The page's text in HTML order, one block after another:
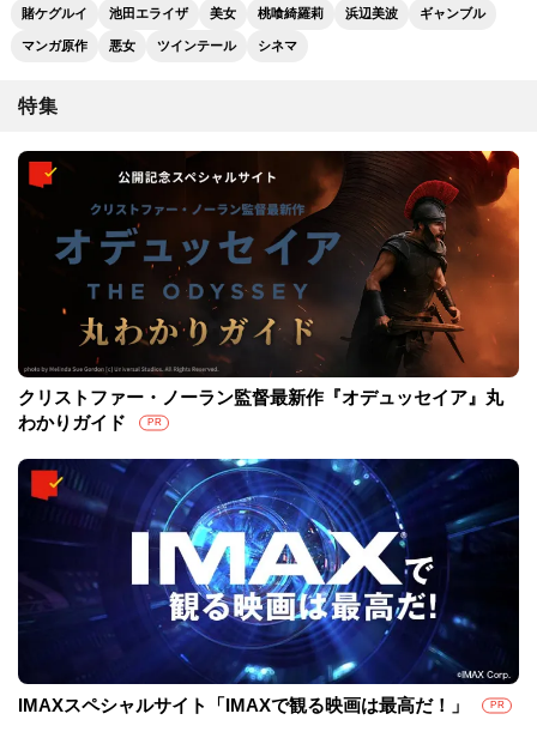
賭ケグルイ 池田エライザ 美女 桃喰綺羅莉 浜辺美波 ギャンブル
マンガ原作 悪女 ツインテール シネマ
特集
クリストファー・ノーラン監督最新作『オデュッセイア』丸
わかりガイド
PR
IMAXスペシャルサイト「IMAXで観る映画は最高だ！」 PR